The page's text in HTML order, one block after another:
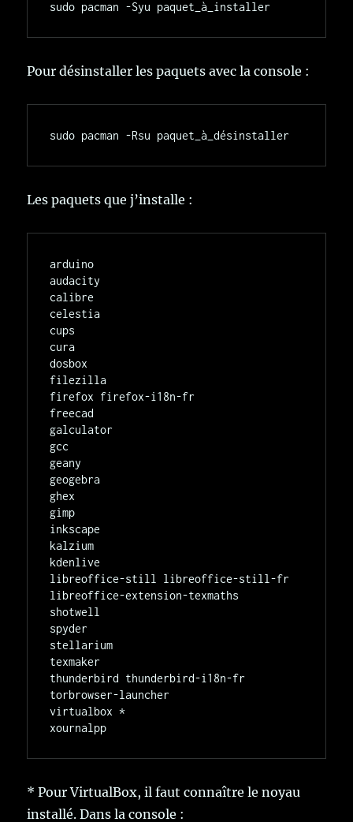
Pour désinstaller les paquets avec la console :
Les paquets que j’installe :
arduino
audacity
calibre
celestia
cups
cura
dosbox
filezilla
firefox firefox-i18n-fr
freecad
galculator
gcc
geany
geogebra
ghex
gimp
inkscape
kalzium
kdenlive
libreoffice-still libreoffice-still-fr
libreoffice-extension-texmaths
shotwell
spyder
stellarium
texmaker
thunderbird thunderbird-i18n-fr
torbrowser-launcher
virtualbox *
* Pour VirtualBox, il faut connaître le noyau
installé. Dans la console :